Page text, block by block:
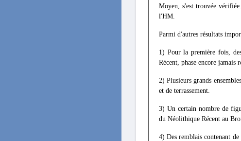
Moyen, s'est trouvée
l'ΗΜ.
Parmi d'autres résultats
1) Pour la première fois,
Récent, phase encore jamais
2) Plusieurs grands
et de terrassement.
3) Un certain nombre de
du Néolithique Récent au
4) Des remblais contenant